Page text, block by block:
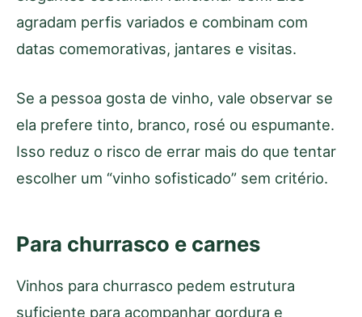
agradam perfis variados e combinam com
datas comemorativas, jantares e visitas.
Se a pessoa gosta de vinho, vale observar se
ela prefere tinto, branco, rosé ou espumante.
Isso reduz o risco de errar mais do que tentar
escolher um “vinho sofisticado” sem critério.
Para churrasco e carnes
Vinhos para churrasco pedem estrutura
suficiente para acompanhar gordura e